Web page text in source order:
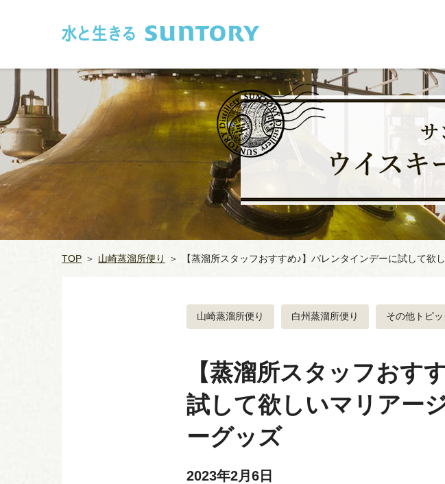
TOP ＞ 山崎蒸溜所便り ＞ 【蒸溜所スタッフおすすめ♪】バレンタインデーに試して
山崎蒸溜所便り 白州蒸溜所便り その他トピッ
【蒸溜所スタッフおす
試して欲しいマリアー
ーグッズ
2023年2月6日